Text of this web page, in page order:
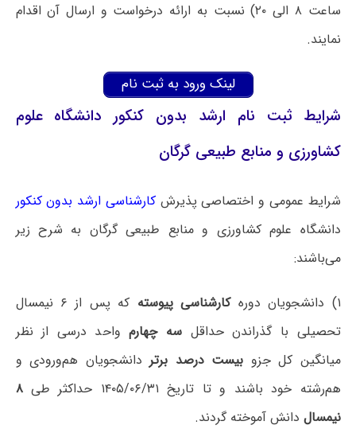
ساعت ۸ الی ۲۰) نسبت به ارائه درخواست و ارسال آن اقدام
نمایند.
لینک ورود به ثبت نام
شرایط ثبت نام ارشد بدون کنکور دانشگاه علوم
کشاورزی و منابع طبیعی گرگان
شرایط عمومی و اختصاصی پذیرشکارشناسی ارشد بدون کنکور
دانشگاه ‌علوم کشاورزی و منابع طبیعی گرگان به شرح زیر
می‌باشند:
۱) دانشجویان دوره کارشناسی پیوسته
که پس از ۶ نیمسال
تحصیلی با گذراندن حداقلسه چهارمواحد درسی از نظر
میانگین کل جزو بیست درصد برتر دانشجویان هم‌ورودی و
هم‌رشته خود باشند و تا تاریخ ۱۴۰۵/۰۶/۳۱ حداکثر طی
۸
نیمسال دانش آموخته گردند.